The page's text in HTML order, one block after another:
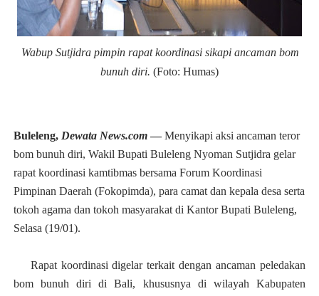
Wabup Sutjidra pimpin rapat koordinasi sikapi ancaman bom
bunuh diri. (Foto: Humas)
Buleleng, Dewata News.com—Menyikapi aksi ancaman teror
bom bunuh diri, Wakil Bupati Buleleng Nyoman Sutjidra gelar
rapat koordinasi kamtibmas bersama Forum Koordinasi
Pimpinan Daerah (Fokopimda), para camat dan kepala desa serta
tokoh agama dan tokoh masyarakat di Kantor Bupati Buleleng,
Selasa (19/01).
Rapat koordinasi digelar terkait dengan ancaman peledakan
bom bunuh diri di Bali, khususnya di wilayah Kabupaten